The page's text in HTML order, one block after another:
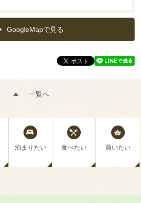
GoogleMapで見る
一覧へ
泊まりたい 食べたい 買いたい